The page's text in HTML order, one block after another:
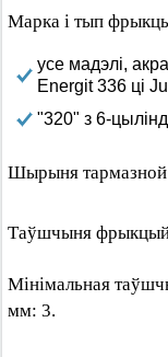
Марка і тып
усе мадэлі,
Energit 336 ці
"320" з 6-
Шырыня тармазной
Таўшчыня
Мінімальная
мм: 3.